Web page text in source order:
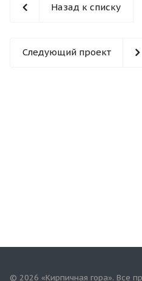
Назад к списку
Следующий проект
© 2026 «Кирпичная гора». Все